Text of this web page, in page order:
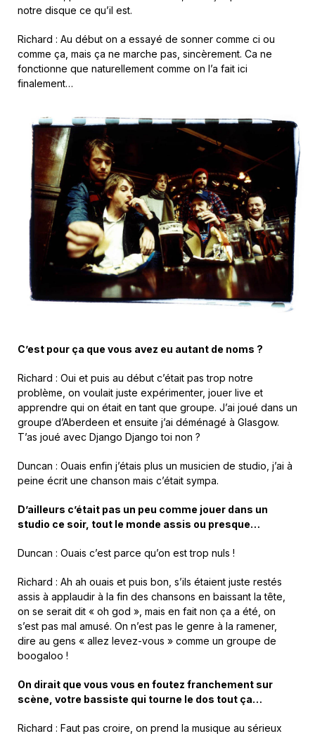
notre disque ce qu’il est.
Richard : Au début on a essayé de sonner comme ci ou
comme ça, mais ça ne marche pas, sincèrement. Ca ne
fonctionne que naturellement comme on l’a fait ici
finalement…
C’est pour ça que vous avez eu autant de noms ?
Richard : Oui et puis au début c’était pas trop notre
problème, on voulait juste expérimenter, jouer live et
apprendre qui on était en tant que groupe. J’ai joué dans un
groupe d’Aberdeen et ensuite j’ai déménagé à Glasgow.
T’as joué avec Django Django toi non ?
Duncan : Ouais enfin j’étais plus un musicien de studio, j’ai à
peine écrit une chanson mais c’était sympa.
D’ailleurs c’était pas un peu comme jouer dans un
studio ce soir, tout le monde assis ou presque…
Duncan : Ouais c’est parce qu’on est trop nuls !
Richard : Ah ah ouais et puis bon, s’ils étaient juste restés
assis à applaudir à la fin des chansons en baissant la tête,
on se serait dit « oh god », mais en fait non ça a été, on
s’est pas mal amusé. On n’est pas le genre à la ramener,
dire au gens « allez levez-vous » comme un groupe de
boogaloo !
On dirait que vous vous en foutez franchement sur
scène, votre bassiste qui tourne le dos tout ça…
Richard : Faut pas croire, on prend la musique au sérieux